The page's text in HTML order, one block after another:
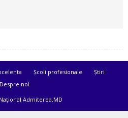
Școli profesionale
Știri
Despre noi
Admiterea.MD